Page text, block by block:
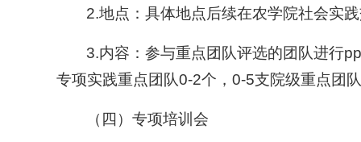
2.地点：具体地点后续在农学院社会实
3.内容：参与重点团队评选的团队进行
专项实践重点团队0-2个，0-5支院级重点团
（四）专项培训会